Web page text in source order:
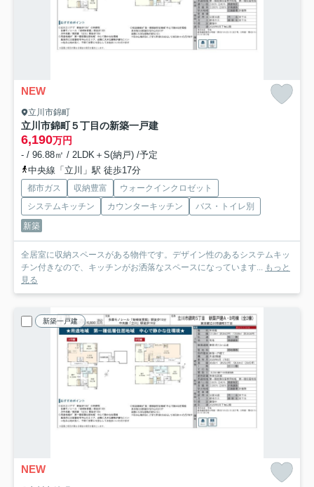
NEW
立川市錦町
立川市錦町５丁目の新築一戸建
6,190万円
- / 96.88㎡ / 2LDK＋S(納戸) /予定
中央線「立川」駅 徒歩17分
都市ガス 収納豊富
ウォークインクロゼット
システムキッチン
カウンターキッチン
バス・トイレ別
新築
全居室に収納スペースがある物件です。デザイン性のあるシステムキッ
チン付きなので、キッチンがお洒落なスペースになっています...
もっと
見る
新築一戸建
NEW